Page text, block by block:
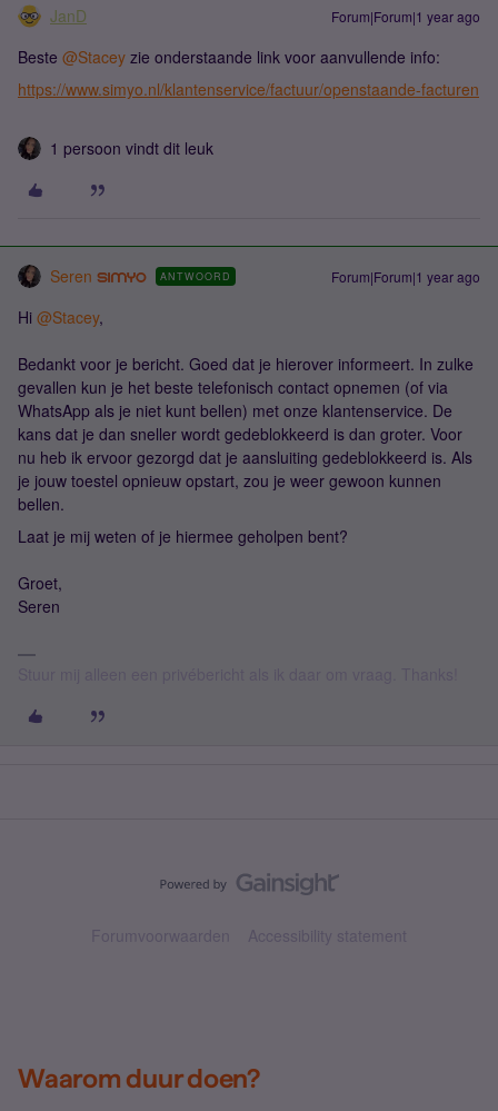
JanD Forum|Forum|1 year ago
Beste ​ @Stacey zie onderstaande link voor aanvullende info:
https://www.simyo.nl/klantenservice/factuur/openstaande-facturen
1 persoon vindt dit leuk
Seren ANTWOORD Forum|Forum|1 year ago
Hi ​ @Stacey,
Bedankt voor je bericht. Goed dat je hierover informeert. In zulke
gevallen kun je het beste telefonisch contact opnemen (of via
WhatsApp als je niet kunt bellen) met onze klantenservice. De
kans dat je dan sneller wordt gedeblokkeerd is dan groter. Voor
nu heb ik ervoor gezorgd dat je aansluiting gedeblokkeerd is. Als
je jouw toestel opnieuw opstart, zou je weer gewoon kunnen
bellen.
Laat je mij weten of je hiermee geholpen bent?
Groet,
Seren
Forumvoorwaarden Accessibility statement
Waarom duur doen?